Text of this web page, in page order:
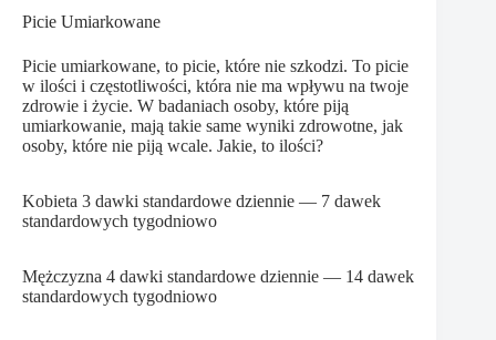
Picie Umiarkowane
Picie umiarkowane, to picie, które nie szkodzi. To picie
w ilości i częstotliwości, która nie ma wpływu na twoje
zdrowie i życie. W badaniach osoby, które piją
umiarkowanie, mają takie same wyniki zdrowotne, jak
osoby, które nie piją wcale. Jakie, to ilości?
Kobieta 3 dawki standardowe dziennie — 7 dawek
standardowych tygodniowo
Mężczyzna 4 dawki standardowe dziennie — 14 dawek
standardowych tygodniowo